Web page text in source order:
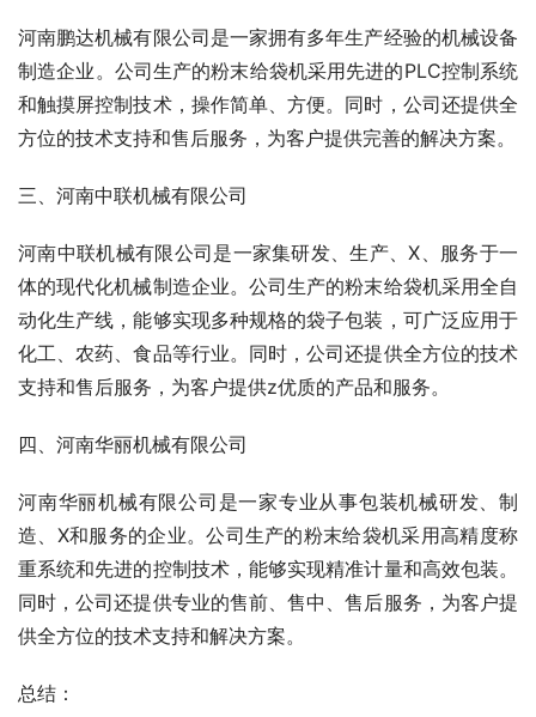
河南鹏达机械有限公司是一家拥有多年生产经验的机械设备
制造企业。公司生产的粉末给袋机采用先进的PLC控制系统
和触摸屏控制技术，操作简单、方便。同时，公司还提供全
方位的技术支持和售后服务，为客户提供完善的解决方案。
三、河南中联机械有限公司
河南中联机械有限公司是一家集研发、生产、X、服务于一
体的现代化机械制造企业。公司生产的粉末给袋机采用全自
动化生产线，能够实现多种规格的袋子包装，可广泛应用于
化工、农药、食品等行业。同时，公司还提供全方位的技术
支持和售后服务，为客户提供z优质的产品和服务。
四、河南华丽机械有限公司
河南华丽机械有限公司是一家专业从事包装机械研发、制
造、X和服务的企业。公司生产的粉末给袋机采用高精度称
重系统和先进的控制技术，能够实现精准计量和高效包装。
同时，公司还提供专业的售前、售中、售后服务，为客户提
供全方位的技术支持和解决方案。
总结：